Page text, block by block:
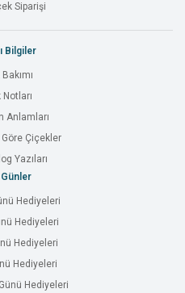
Siparişi
Bilgiler
Anlamları
Çiçekler
Yazıları
Hediyeleri
Hediyeleri
Hediyeleri
Hediyeleri
Hediyeleri